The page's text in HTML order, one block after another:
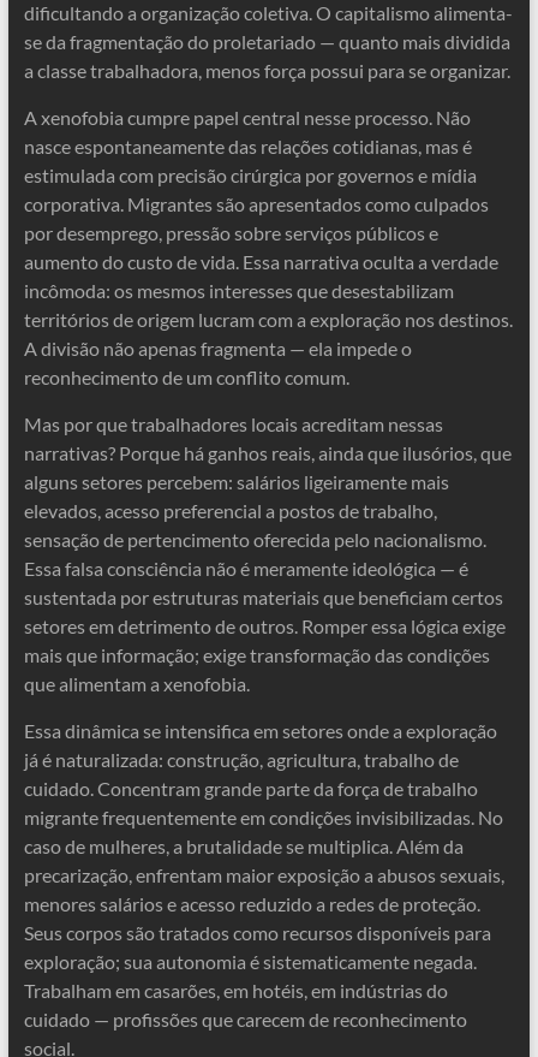
dificultando a organização coletiva. O capitalismo alimenta-
se da fragmentação do proletariado — quanto mais dividida
a classe trabalhadora, menos força possui para se organizar.
A xenofobia cumpre papel central nesse processo. Não
nasce espontaneamente das relações cotidianas, mas é
estimulada com precisão cirúrgica por governos e mídia
corporativa. Migrantes são apresentados como culpados
por desemprego, pressão sobre serviços públicos e
aumento do custo de vida. Essa narrativa oculta a verdade
incômoda: os mesmos interesses que desestabilizam
territórios de origem lucram com a exploração nos destinos.
A divisão não apenas fragmenta — ela impede o
reconhecimento de um conflito comum.
Mas por que trabalhadores locais acreditam nessas
narrativas? Porque há ganhos reais, ainda que ilusórios, que
alguns setores percebem: salários ligeiramente mais
elevados, acesso preferencial a postos de trabalho,
sensação de pertencimento oferecida pelo nacionalismo.
Essa falsa consciência não é meramente ideológica — é
sustentada por estruturas materiais que beneficiam certos
setores em detrimento de outros. Romper essa lógica exige
mais que informação; exige transformação das condições
que alimentam a xenofobia.
Essa dinâmica se intensifica em setores onde a exploração
já é naturalizada: construção, agricultura, trabalho de
cuidado. Concentram grande parte da força de trabalho
migrante frequentemente em condições invisibilizadas. No
caso de mulheres, a brutalidade se multiplica. Além da
precarização, enfrentam maior exposição a abusos sexuais,
menores salários e acesso reduzido a redes de proteção.
Seus corpos são tratados como recursos disponíveis para
exploração; sua autonomia é sistematicamente negada.
Trabalham em casarões, em hotéis, em indústrias do
cuidado — profissões que carecem de reconhecimento
social.